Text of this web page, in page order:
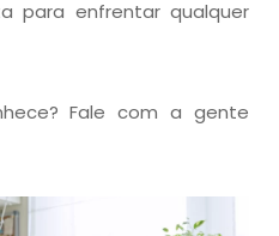
para enfrentar qualquer
Fale com a gente